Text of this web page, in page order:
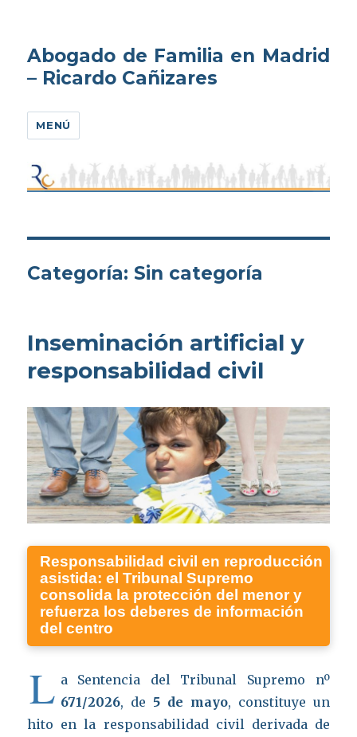
Abogado de Familia en Madrid
– Ricardo Cañizares
MENÚ
Categoría: Sin categoría
Inseminación artificial y
responsabilidad civil
Responsabilidad civil en reproducción
asistida: el Tribunal Supremo
consolida la protección del menor y
refuerza los deberes de información
del centro
L a Sentencia del Tribunal Supremo nº
671/2026, de 5 de mayo, constituye un
hito en la responsabilidad civil derivada de